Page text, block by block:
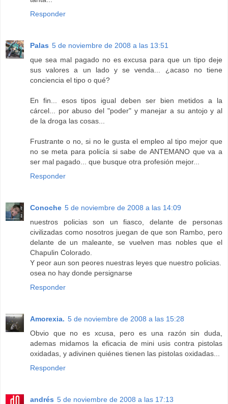
Responder
Palas 5 de noviembre de 2008 a las 13:51
que sea mal pagado no es excusa para que un tipo deje
sus valores a un lado y se venda... ¿acaso no tiene
conciencia el tipo o qué?
En fin... esos tipos igual deben ser bien metidos a la
cárcel... por abuso del "poder" y manejar a su antojo y al
de la droga las cosas...
Frustrante o no, si no le gusta el empleo al tipo mejor que
no se meta para policía si sabe de ANTEMANO que va a
ser mal pagado... que busque otra profesión mejor...
Responder
Conoche 5 de noviembre de 2008 a las 14:09
nuestros policias son un fiasco, delante de personas
civilizadas como nosotros juegan de que son Rambo, pero
delante de un maleante, se vuelven mas nobles que el
Chapulin Colorado.
Y peor aun son peores nuestras leyes que nuestro policias.
osea no hay donde persignarse
Responder
Amorexia. 5 de noviembre de 2008 a las 15:28
Obvio que no es xcusa, pero es una razón sin duda,
ademas midamos la eficacia de mini usis contra pistolas
oxidadas, y adivinen quiénes tienen las pistolas oxidadas...
Responder
andrés 5 de noviembre de 2008 a las 17:13